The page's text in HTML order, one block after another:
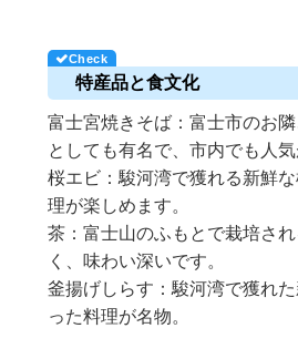
特産品と食文化
富士宮焼きそば：富士市のお
としても有名で、市内でも人気
桜エビ：駿河湾で獲れる新鮮
理が楽しめます。
茶：富士山のふもとで栽培さ
く、味わい深いです。
釜揚げしらす：駿河湾で獲れ
った料理が名物。